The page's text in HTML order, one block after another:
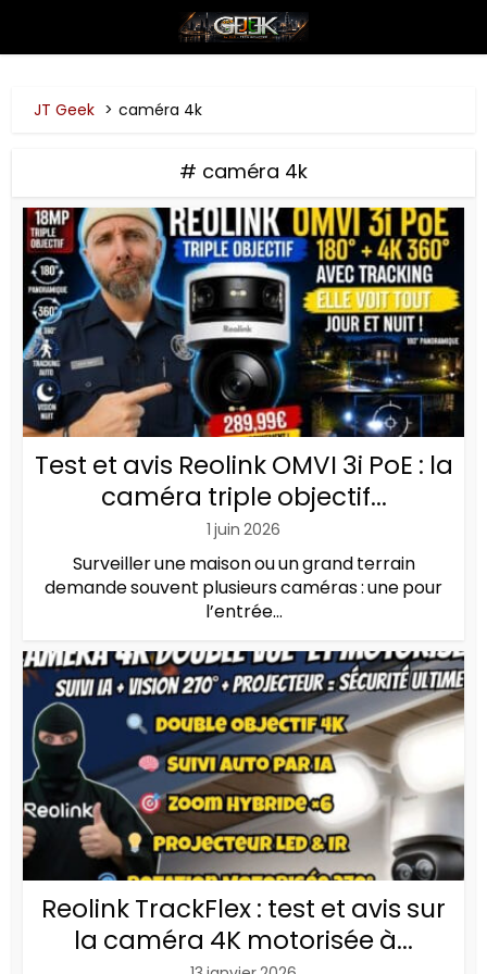
JT Geek caméra 4k
# caméra 4k
Test et avis Reolink OMVI 3i PoE : la
caméra triple objectif...
1 juin 2026
Surveiller une maison ou un grand terrain
demande souvent plusieurs caméras : une pour
l’entrée...
Reolink TrackFlex : test et avis sur
la caméra 4K motorisée à...